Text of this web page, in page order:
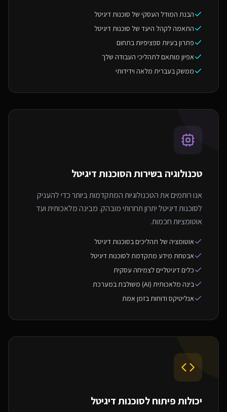
הבנת המודל העסקי של סוכנות דיגיטל
התאמה לקהל היעד של סוכנות דיגיטל
פתרון בעיות ספציפיות בתחום
אפיון מותאם לתהליכי העבודה שלך
ממשק בעברית מלאה וידידותי
טכנולוגיה בשירות הסוכנות דיגיטל
אנו רותמים את הטכנולוגיות המתקדמות ביותר כדי להעניק
לסוכנות דיגיטל יתרון תחרותי מובהק. מבינה מלאכותית ועד
אוטומציות חכמות.
אוטומציה של תהליכים בסוכנות דיגיטל
אבטחת מידע מתקדמת לסוכנות דיגיטל
כלים דיגיטליים לצמיחה עסקית
בינה מלאכותית (AI) משולבת במערכת
אנליטיקס ודוחות בזמן אמת
יכולות פיתוח לסוכנות דיגיטל